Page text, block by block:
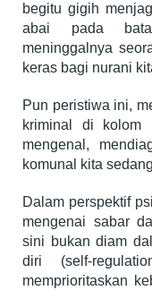
begitu gigih
abai pada
meninggalnya
keras bagi nurani
Pun peristiwa ini,
kriminal di kolom
mengenal,
komunal kita
Dalam perspektif
mengenai sabar
sini bukan diam
diri (self-
memprioritaskan